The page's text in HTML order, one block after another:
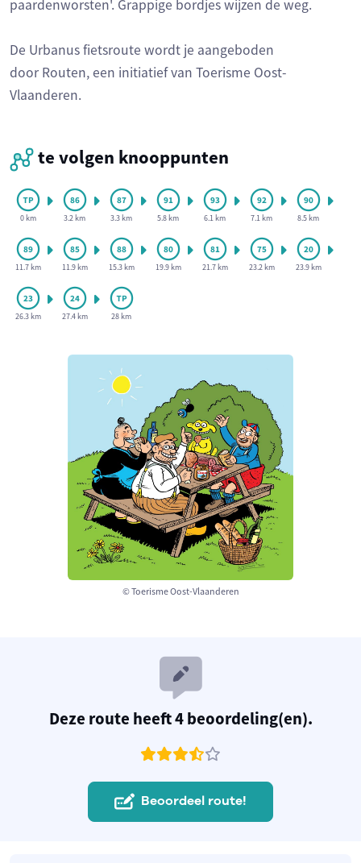
© Toerisme Oost-Vlaanderen
paardenworsten'. Grappige bordjes wijzen de weg.
De Urbanus fietsroute wordt je aangeboden
door Routen, een initiatief van Toerisme Oost-
Vlaanderen.
te volgen knooppunten
0 km 3.2 km 3.3 km 5.8 km 6.1 km 7.1 km 8.5 km
11.7 km 11.9 km 15.3 km 19.9 km 21.7 km 23.2 km 23.9 km
26.3 km 27.4 km 28 km
Deze route heeft 4 beoordeling(en).
Beoordeel route!